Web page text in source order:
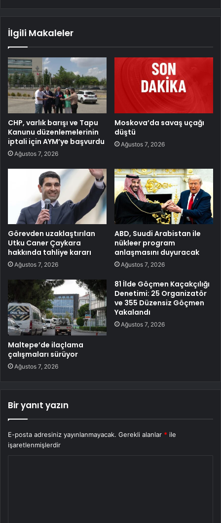
İlgili Makaleler
CHP, varlık barışı ve Tapu
Kanunu düzenlemelerinin
iptali için AYM’ye başvurdu
Ağustos 7, 2026
Moskova’da savaş uçağı
düştü
Ağustos 7, 2026
Görevden uzaklaştırılan
Utku Caner Çaykara
hakkında tahliye kararı
Ağustos 7, 2026
ABD, Suudi Arabistan ile
nükleer program
anlaşmasını duyuracak
Ağustos 7, 2026
Maltepe’de ilaçlama
çalışmaları sürüyor
Ağustos 7, 2026
81 İlde Göçmen Kaçakçılığı
Denetimi: 25 Organizatör
ve 355 Düzensiz Göçmen
Yakalandı
Ağustos 7, 2026
Bir yanıt yazın
E-posta adresiniz yayınlanmayacak. Gerekli alanlar * ile
işaretlenmişlerdir